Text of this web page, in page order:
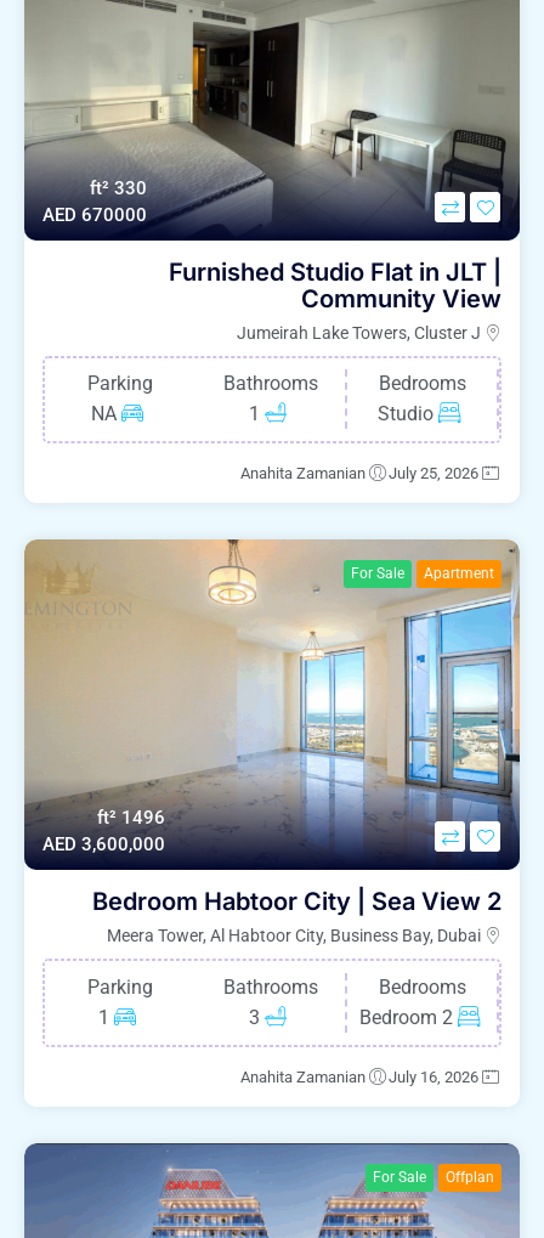
330 ft²
AED 670000
Furnished Studio Flat in JLT |
Community View
Bedrooms
Studio
Bathrooms
1
Parking
NA
Anahita Zamanian July 25, 2026
Apartment
For Sale
1496 ft²
AED 3,600,000
2 Bedroom Habtoor City | Sea View
Bedrooms
2 Bedroom
Bathrooms
3
Parking
1
Anahita Zamanian July 16, 2026
Offplan
For Sale